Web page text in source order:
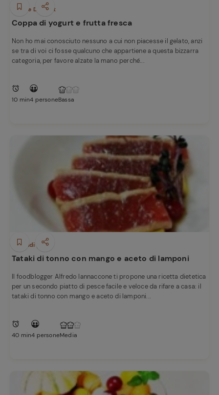
Dolci e Dessert
Coppa di yogurt e frutta fresca
Non ho mai conosciuto nessuno a cui non piacesse il gelato, anzi
se tra di voi ci fosse qualcuno che appartiene a questa bizzarra
categoria, per favore alzate la mano perché...
10 min4 personeBassa
Secondi piatti
Tataki di tonno con mango e aceto di lamponi
Il foodblogger Alfredo Iannaccone ti propone una ricetta dietetica
per un secondo piatto di pesce facile e veloce da rifare a casa: il
tataki di tonno con mango e aceto di lamponi...
40 min4 personeMedia